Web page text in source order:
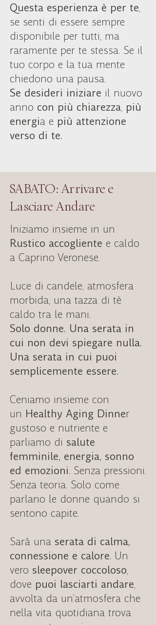
Questa esperienza è per te,
se senti di essere sempre
disponibile per tutti, ma
raramente per te stessa. Se il
tuo corpo e la tua mente
chiedono una pausa.
Se desideri iniziare il nuovo
anno con più chiarezza, più
energia e più attenzione
verso di te.
SABATO: Arrivare e
Lasciare Andare
Iniziamo insieme in un
Rustico accogliente e caldo
a Caprino Veronese.
Luce di candele, atmosfera
morbida, una tazza di tè
caldo tra le mani.
Solo donne. Una serata in
cui non devi spiegare nulla.
Una serata in cui puoi
semplicemente essere.
Ceniamo insieme con
un Healthy Aging Dinner
gustoso e nutriente e
parliamo di salute
femminile, energia, sonno
ed emozioni. Senza pressioni.
Senza teoria. Solo come
parlano le donne quando si
sentono capite.
Sarà una serata di calma,
connessione e calore. Un
vero sleepover coccoloso,
dove puoi lasciarti andare,
avvolta da un’atmosfera che
nella vita quotidiana trova